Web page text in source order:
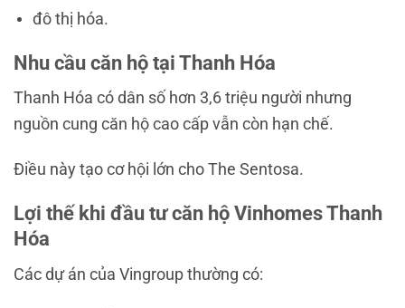
đô thị hóa.
Nhu cầu căn hộ tại Thanh Hóa
Thanh Hóa có dân số hơn 3,6 triệu người nhưng
nguồn cung căn hộ cao cấp vẫn còn hạn chế.
Điều này tạo cơ hội lớn cho The Sentosa.
Lợi thế khi đầu tư căn hộ Vinhomes Thanh
Hóa
Các dự án của Vingroupthường có: